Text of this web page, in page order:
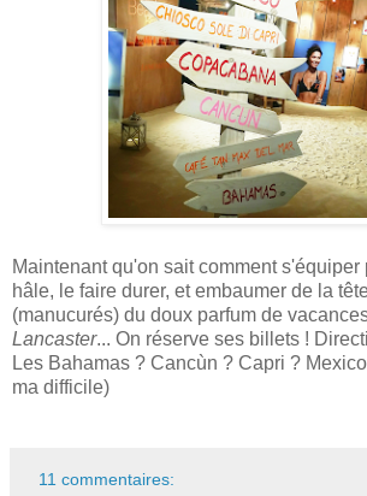
Maintenant qu'on sait comment s'équiper
hâle, le faire durer, et embaumer de la
(manucurés) du doux parfum de
Lancaster... On réserve ses billets !
Les Bahamas ? Cancùn ? Capri ?
ma difficile)
11 commentaires: